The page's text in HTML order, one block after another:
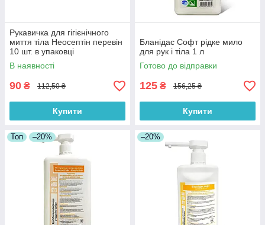
Рукавичка для гігієнічного
миття тіла Неосептін перевін
10 шт. в упаковці
В наявності
90 ₴ 112,50 ₴
Купити
Бланідас Софт рідке мило
для рук і тіла 1 л
Готово до відправки
125 ₴ 156,25 ₴
Купити
Топ –20% –20%